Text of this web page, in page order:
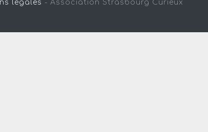
légales - Association Strasbourg Curieux